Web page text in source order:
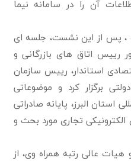
آن را در سامانه نیما
پس از این نشست، جلسه ای
رییس اتاق های بازرگانی و
استاندار، رییس سازمان
برگزار کرد و موضوعاتی
استان البرز، پایانه صادراتی
تجاری مورد بحث و
عالی رتبه همراه وی، از